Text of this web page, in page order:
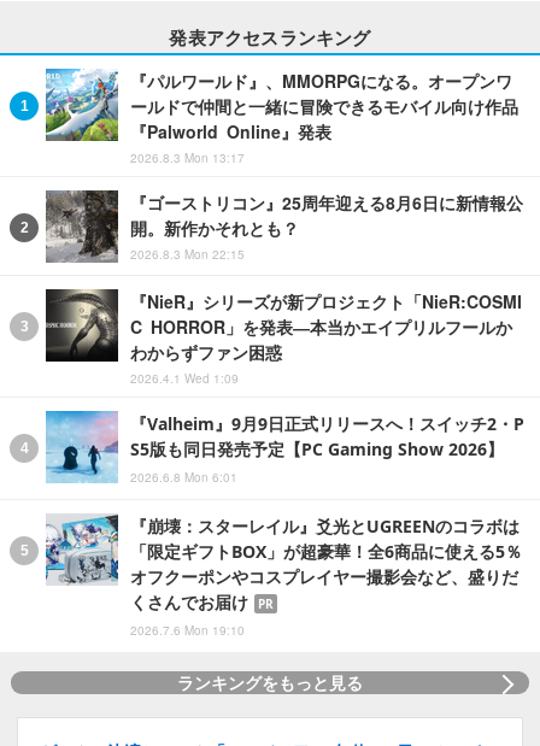
発表アクセスランキング
『パルワールド』、MMORPGになる。オープンワ
ールドで仲間と一緒に冒険できるモバイル向け作品
『Palworld Online』発表
2026.8.3 Mon 13:17
『ゴーストリコン』25周年迎える8月6日に新情報公
開。新作かそれとも？
2026.8.3 Mon 22:15
『NieR』シリーズが新プロジェクト「NieR:COSMI
C HORROR」を発表―本当かエイプリルフールか
わからずファン困惑
2026.4.1 Wed 1:09
『Valheim』9月9日正式リリースへ！スイッチ2・P
S5版も同日発売予定【PC Gaming Show 2026】
2026.6.8 Mon 6:01
『崩壊：スターレイル』爻光とUGREENのコラボは
「限定ギフトBOX」が超豪華！全6商品に使える5％
オフクーポンやコスプレイヤー撮影会など、盛りだ
くさんでお届け
PR
2026.7.6 Mon 19:10
ランキングをもっと見る